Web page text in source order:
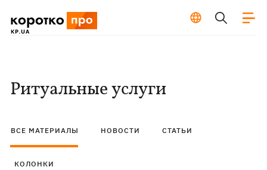
Ритуальные услуги
ВСЕ МАТЕРИАЛЫ НОВОСТИ СТАТЬИ
КОЛОНКИ